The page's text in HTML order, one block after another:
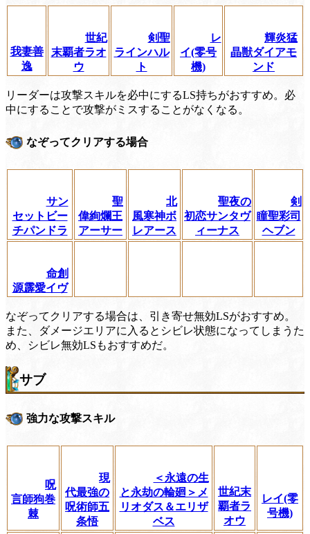
我妻善
逸
世紀
末覇者ラオ
ウ
剣聖
ラインハル
ト
レ
イ(零号
機)
輝炎猛
晶獣ダイアモ
ンド
リーダーは攻撃スキルを必中にするLS持ちがおすすめ。必
中にすることで攻撃がミスすることがなくなる。
なぞってクリアする場合
サン
セットビー
チパンドラ
聖
偉絢爛王
アーサー
北
風寒神ボ
レアース
聖夜の
初恋サンタヴ
ィーナス
剣
瞳聖彩司
ヘブン
命創
源霹愛イヴ
なぞってクリアする場合は、引き寄せ無効LSがおすすめ。
また、ダメージエリアに入るとシビレ状態になってしまうた
め、シビレ無効LSもおすすめだ。
サブ
強力な攻撃スキル
呪
言師狗巻
棘
現
代最強の
呪術師五
条悟
＜永遠の生
と永劫の輪廻＞メ
リオダス＆エリザ
ベス
世紀末
覇者ラ
オウ
レイ(零
号機)